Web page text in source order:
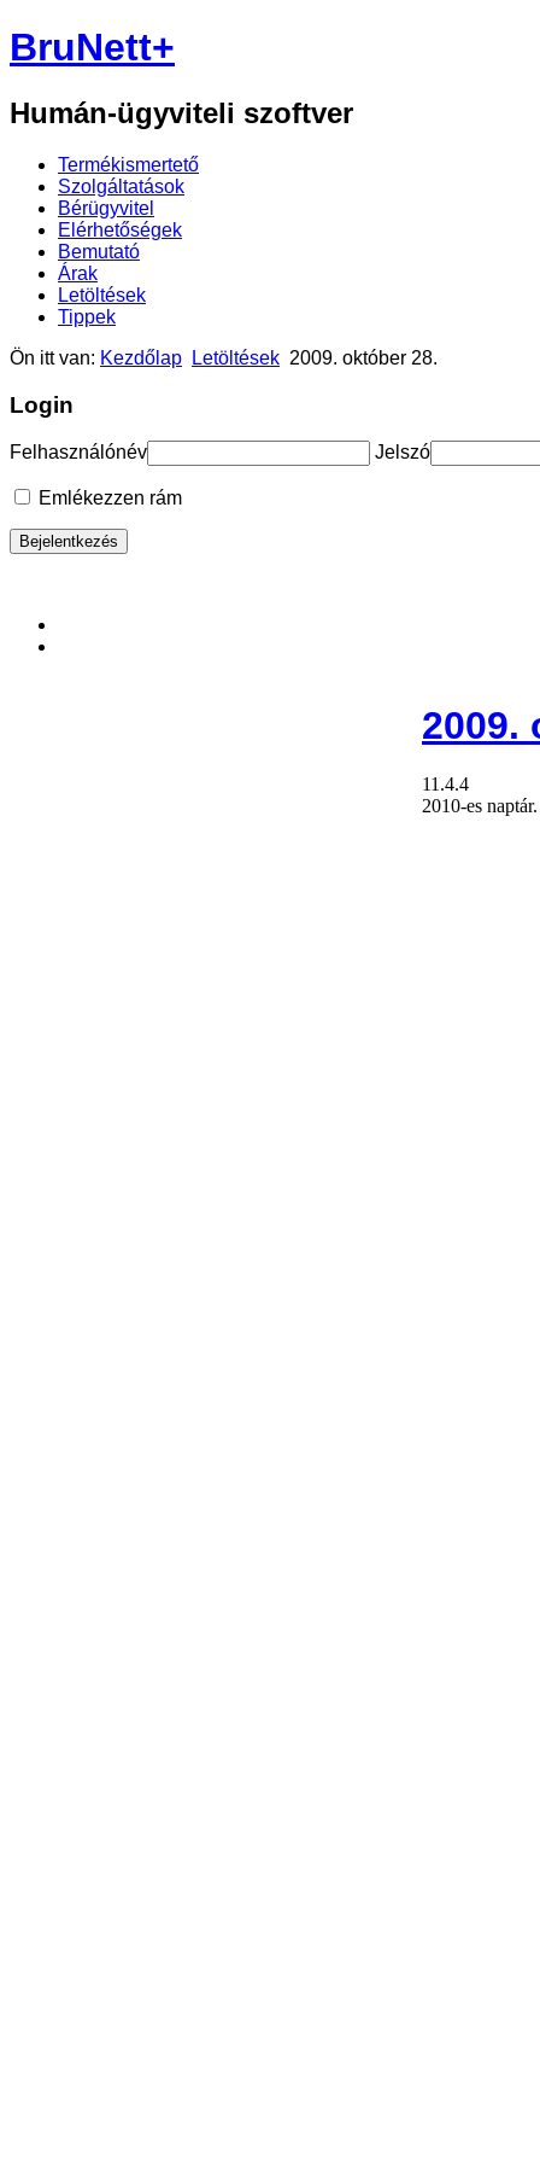
BruNett+
Humán-ügyviteli szoftver
Termékismertető
Szolgáltatások
Bérügyvitel
Elérhetőségek
Bemutató
Árak
Letöltések
Tippek
Ön itt van: Kezdőlap Letöltések 2009. október 28.
Login
Felhasználónév Jelszó
Emlékezzen rám
2009.
11.4.4
2010-es